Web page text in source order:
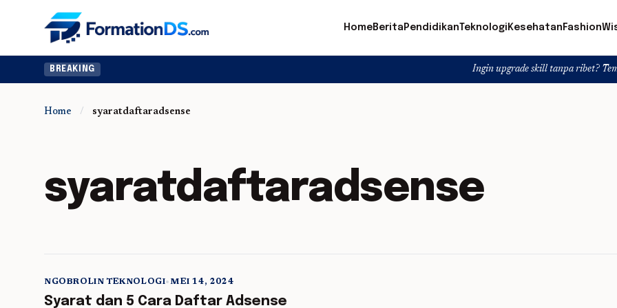
HomeBerita PendidikanTeknologi Kesehatan Fashion
BREAKING Ingin upgrade skill tanpa ribet? Temukan
Home / syaratdaftaradsense
syaratdaftaradsense
5 min read
NGOBROLIN TEKNOLOGI•MEI 14, 2024
Syarat dan 5 Cara Daftar Adsense